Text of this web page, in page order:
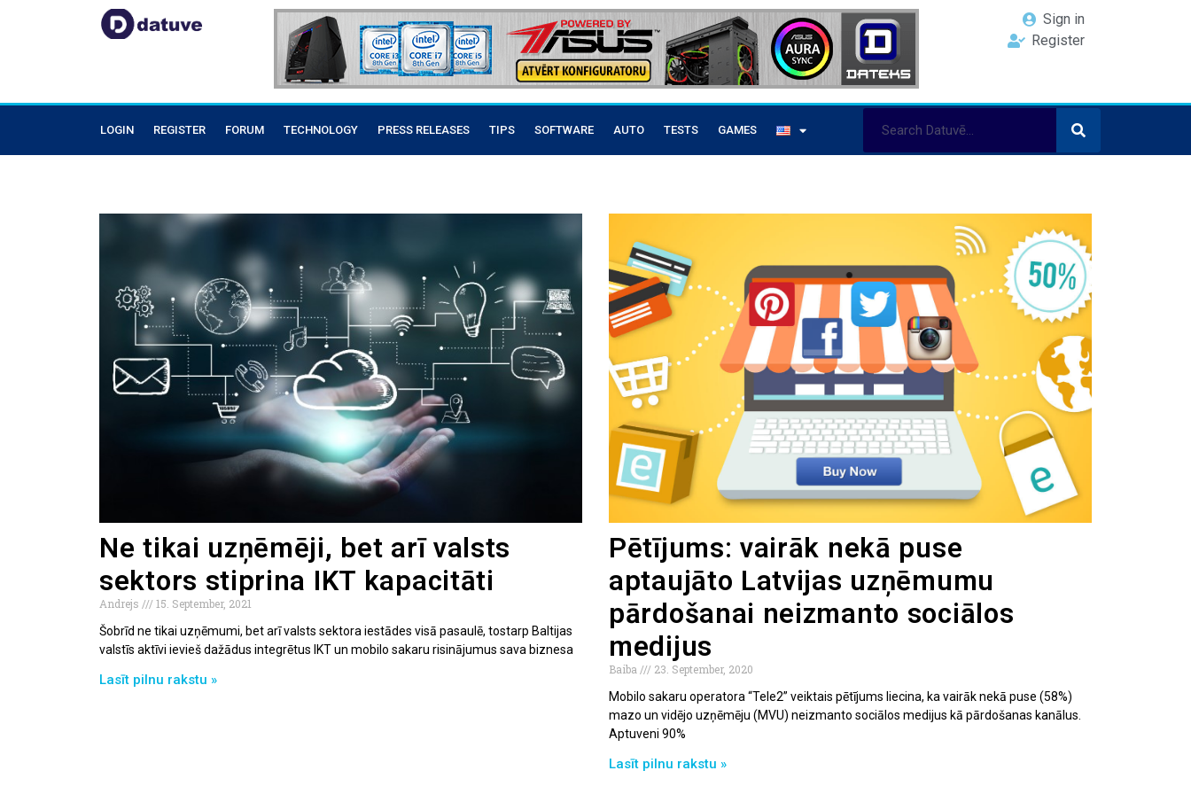
Sign in
Register
LOGIN REGISTER FORUM TECHNOLOGY PRESS RELEASES TIPS SOFTWARE AUTO TESTS GAMES
Ne tikai uzņēmēji, bet arī valsts
sektors stiprina IKT kapacitāti
Andrejs
15. September, 2021
Šobrīd ne tikai uzņēmumi, bet arī valsts sektora iestādes visā pasaulē, tostarp Baltijas
valstīs aktīvi ievieš dažādus integrētus IKT un mobilo sakaru risinājumus sava biznesa
Lasīt pilnu rakstu »
Pētījums: vairāk nekā puse
aptaujāto Latvijas uzņēmumu
pārdošanai neizmanto sociālos
medijus
Baiba
23. September, 2020
Mobilo sakaru operatora “Tele2” veiktais pētījums liecina, ka vairāk nekā puse (58%)
mazo un vidējo uzņēmēju (MVU) neizmanto sociālos medijus kā pārdošanas kanālus.
Aptuveni 90%
Lasīt pilnu rakstu »